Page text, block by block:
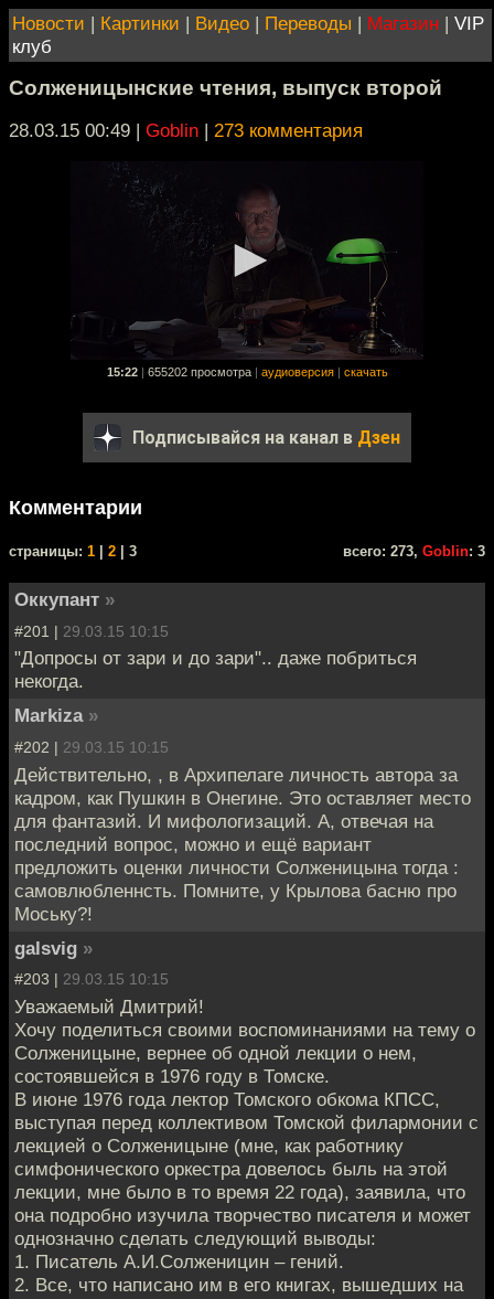
Новости | Картинки | Видео | Переводы | Магазин | VIP
клуб
Солженицынские чтения, выпуск второй
28.03.15 00:49 | Goblin | 273 комментария
15:22 655202 просмотра аудиоверсия скачать
Подписывайся на канал в Дзен
Комментарии
cтраницы: 1 2 | 3 всего: 273, Goblin: 3
Оккупант »
#201 | 29.03.15 10:15
"Допросы от зари и до зари".. даже побриться
некогда.
Markiza »
#202 | 29.03.15 10:15
Действительно, , в Архипелаге личность автора за
кадром, как Пушкин в Онегине. Это оставляет место
для фантазий. И мифологизаций. А, отвечая на
последний вопрос, можно и ещё вариант
предложить оценки личности Солженицына тогда :
самовлюбленнсть. Помните, у Крылова басню про
Моську?!
galsvig »
#203 | 29.03.15 10:15
Уважаемый Дмитрий!
Хочу поделиться своими воспоминаниями на тему о
Солженицыне, вернее об одной лекции о нем,
состоявшейся в 1976 году в Томске.
В июне 1976 года лектор Томского обкома КПСС,
выступая перед коллективом Томской филармонии с
лекцией о Солженицыне (мне, как работнику
симфонического оркестра довелось быль на этой
лекции, мне было в то время 22 года), заявила, что
она подробно изучила творчество писателя и может
однозначно сделать следующий выводы:
1. Писатель А.И.Солженицин – гений.
2. Все, что написано им в его книгах, вышедших на